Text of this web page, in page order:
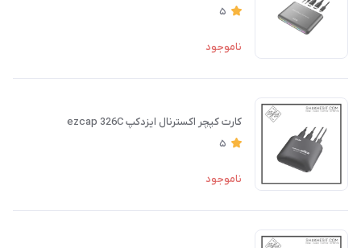
5
ناموجود
کارت کپچر اکسترنال ایزدکپ ezcap 326C
5
ناموجود